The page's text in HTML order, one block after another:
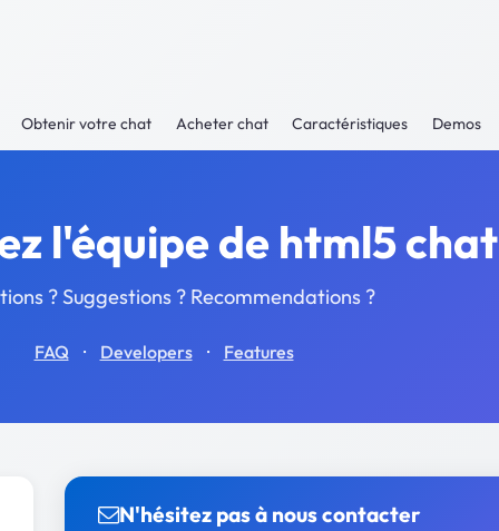
Obtenir votre chat Acheter chat Caractéristiques Demos
l'équipe de html5 chat
? Suggestions ? Recommendations ?
FAQ · Developers · Features
N'hésitez pas à nous contacter